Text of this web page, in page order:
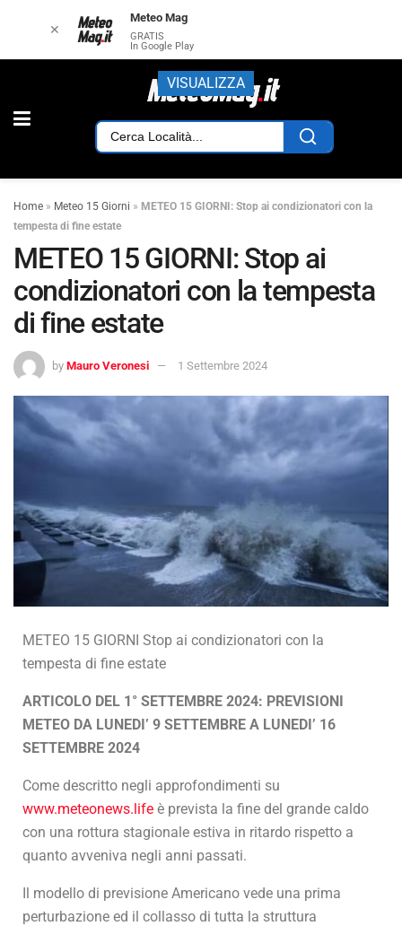
Home » Meteo 15 Giorni » METEO 15 GIORNI: Stop ai condizionatori con la
tempesta di fine estate
METEO 15 GIORNI: Stop ai
condizionatori con la tempesta
di fine estate
by Mauro Veronesi 1 Settembre 2024
METEO 15 GIORNI Stop ai condizionatori con la
tempesta di fine estate
ARTICOLO DEL 1° SETTEMBRE 2024: PREVISIONI
METEO DA LUNEDI’ 9 SETTEMBRE A LUNEDI’ 16
SETTEMBRE 2024
Come descritto negli approfondimenti su
www.meteonews.life è prevista la fine del grande caldo
con una rottura stagionale estiva in ritardo rispetto a
quanto avveniva negli anni passati.
Il modello di previsione Americano vede una prima
perturbazione ed il collasso di tutta la struttura
✕
Meteo Mag
GRATIS
In Google Play
VISUALIZZA